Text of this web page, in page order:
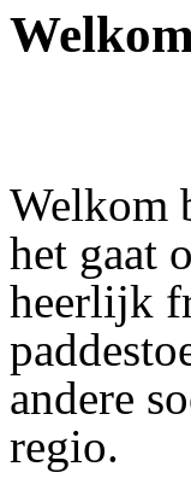
Welkom
het gaat
heerlijk
andere
regio.